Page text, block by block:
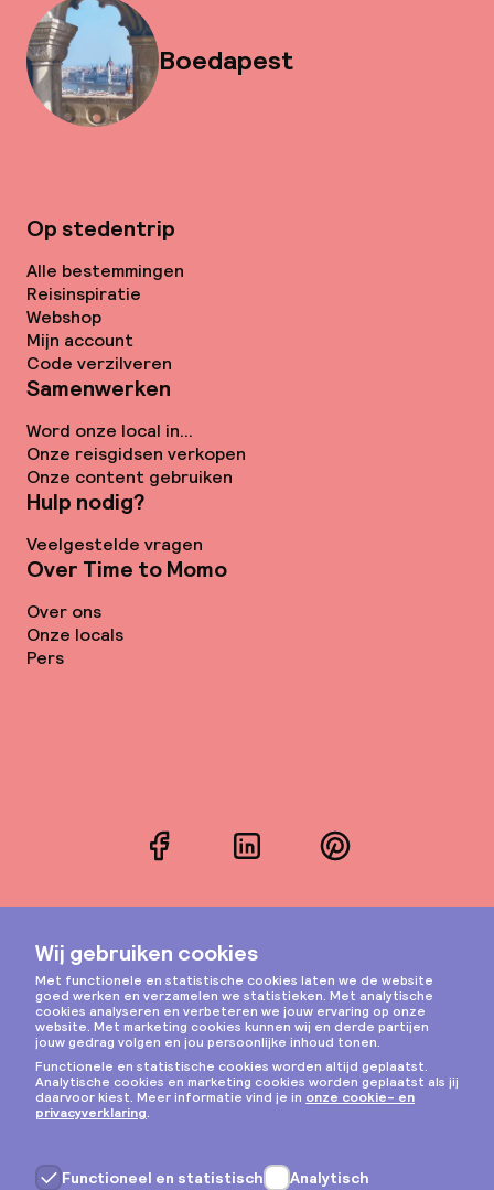
Boedapest
Op stedentrip
Alle bestemmingen
Reisinspiratie
Webshop
Mijn account
Code verzilveren
Samenwerken
Word onze local in...
Onze reisgidsen verkopen
Onze content gebruiken
Hulp nodig?
Veelgestelde vragen
Over Time to Momo
Over ons
Onze locals
Pers
FacebookLinkedInPinterest
Instagram
Privacy & cookies
Algemene voorwaarden